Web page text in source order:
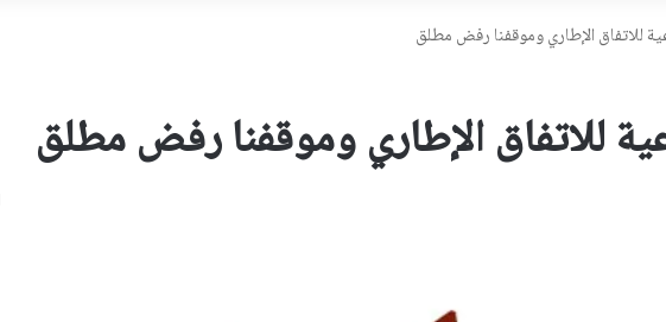
للاتفاق الإطاري وموقفنا رفض مطلق
للاتفاق الإطاري وموقفنا رفض مطلق